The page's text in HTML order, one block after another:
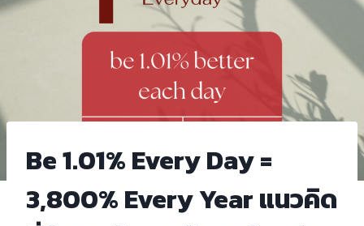
Be 1.01% Every Day =
3,800% Every Year แนวคิด